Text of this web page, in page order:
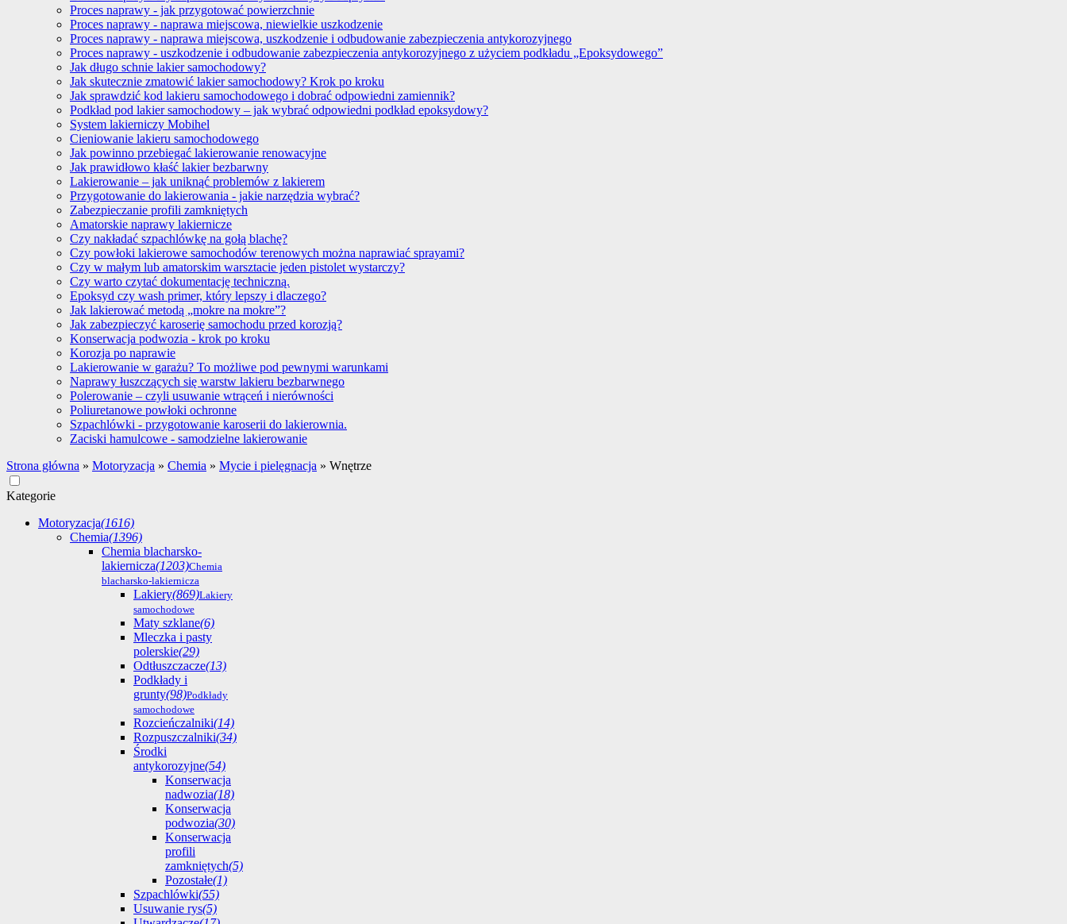
Proces naprawy - jak przygotować powierzchnie
Proces naprawy - naprawa miejscowa, niewielkie uszkodzenie
Proces naprawy - naprawa miejscowa, uszkodzenie i odbudowanie zabezpieczenia antykorozyjnego
Proces naprawy - uszkodzenie i odbudowanie zabezpieczenia antykorozyjnego z użyciem podkładu „Epoksydowego”
Jak długo schnie lakier samochodowy?
Jak skutecznie zmatowić lakier samochodowy? Krok po kroku
Jak sprawdzić kod lakieru samochodowego i dobrać odpowiedni zamiennik?
Podkład pod lakier samochodowy – jak wybrać odpowiedni podkład epoksydowy?
System lakierniczy Mobihel
Cieniowanie lakieru samochodowego
Jak powinno przebiegać lakierowanie renowacyjne
Jak prawidłowo kłaść lakier bezbarwny
Lakierowanie – jak uniknąć problemów z lakierem
Przygotowanie do lakierowania - jakie narzędzia wybrać?
Zabezpieczanie profili zamkniętych
Amatorskie naprawy lakiernicze
Czy nakładać szpachlówkę na gołą blachę?
Czy powłoki lakierowe samochodów terenowych można naprawiać sprayami?
Czy w małym lub amatorskim warsztacie jeden pistolet wystarczy?
Czy warto czytać dokumentację techniczną.
Epoksyd czy wash primer, który lepszy i dlaczego?
Jak lakierować metodą „mokre na mokre”?
Jak zabezpieczyć karoserię samochodu przed korozją?
Konserwacja podwozia - krok po kroku
Korozja po naprawie
Lakierowanie w garażu? To możliwe pod pewnymi warunkami
Naprawy łuszczących się warstw lakieru bezbarwnego
Polerowanie – czyli usuwanie wtrąceń i nierówności
Poliuretanowe powłoki ochronne
Szpachlówki - przygotowanie karoserii do lakierownia.
Zaciski hamulcowe - samodzielne lakierowanie
Strona główna » Motoryzacja » Chemia » Mycie i pielęgnacja » Wnętrze
Kategorie
Motoryzacja(1616)
Chemia(1396)
Chemia blacharsko-
lakiernicza(1203)Chemia
blacharsko-lakiernicza
Lakiery(869)Lakiery
samochodowe
Maty szklane(6)
Mleczka i pasty
polerskie(29)
Odtłuszczacze(13)
Podkłady i
grunty(98)Podkłady
samochodowe
Rozcieńczalniki(14)
Rozpuszczalniki(34)
Środki
antykorozyjne(54)
Konserwacja
nadwozia(18)
Konserwacja
podwozia(30)
Konserwacja
profili
zamkniętych(5)
Pozostałe(1)
Szpachlówki(55)
Usuwanie rys(5)